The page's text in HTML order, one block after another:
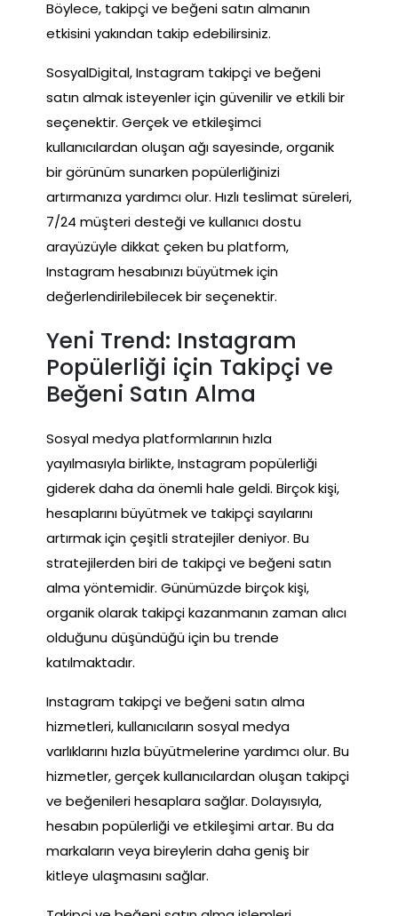
Böylece, takipçi ve beğeni satın almanın
etkisini yakından takip edebilirsiniz.
SosyalDigital, Instagram takipçi ve beğeni
satın almak isteyenler için güvenilir ve etkili bir
seçenektir. Gerçek ve etkileşimci
kullanıcılardan oluşan ağı sayesinde, organik
bir görünüm sunarken popülerliğinizi
artırmanıza yardımcı olur. Hızlı teslimat süreleri,
7/24 müşteri desteği ve kullanıcı dostu
arayüzüyle dikkat çeken bu platform,
Instagram hesabınızı büyütmek için
değerlendirilebilecek bir seçenektir.
Yeni Trend: Instagram
Popülerliği için Takipçi ve
Beğeni Satın Alma
Sosyal medya platformlarının hızla
yayılmasıyla birlikte, Instagram popülerliği
giderek daha da önemli hale geldi. Birçok kişi,
hesaplarını büyütmek ve takipçi sayılarını
artırmak için çeşitli stratejiler deniyor. Bu
stratejilerden biri de takipçi ve beğeni satın
alma yöntemidir. Günümüzde birçok kişi,
organik olarak takipçi kazanmanın zaman alıcı
olduğunu düşündüğü için bu trende
katılmaktadır.
Instagram takipçi ve beğeni satın alma
hizmetleri, kullanıcıların sosyal medya
varlıklarını hızla büyütmelerine yardımcı olur. Bu
hizmetler, gerçek kullanıcılardan oluşan takipçi
ve beğenileri hesaplara sağlar. Dolayısıyla,
hesabın popülerliği ve etkileşimi artar. Bu da
markaların veya bireylerin daha geniş bir
kitleye ulaşmasını sağlar.